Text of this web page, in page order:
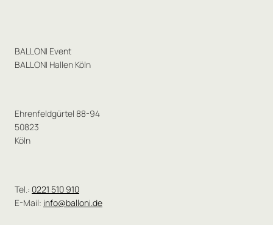
BALLONI Event
BALLONI Hallen Köln
Ehrenfeldgürtel 88-94
50823
Köln
Tel.: 0221 510 910
E-Mail: info@balloni.de